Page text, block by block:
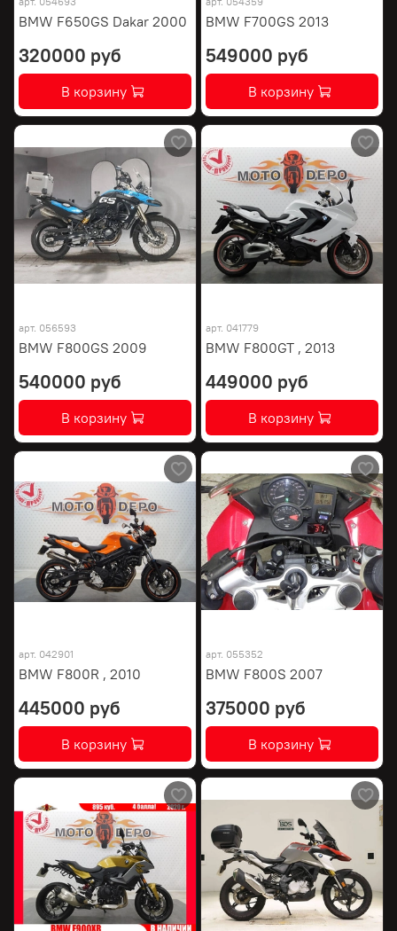
BMW F650GS Dakar 2000
320000 руб
В корзину
BMW F700GS 2013
549000 руб
В корзину
арт. 056593
BMW F800GS 2009
540000 руб
В корзину
арт. 041779
BMW F800GT , 2013
449000 руб
В корзину
арт. 042901
BMW F800R , 2010
445000 руб
В корзину
арт. 055352
BMW F800S 2007
375000 руб
В корзину